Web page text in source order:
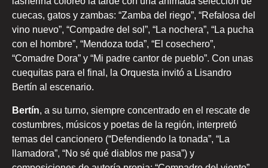
cuecas, gatos y zambas: “Zamba del riego”, “Refalosa del
vino nuevo”, “Compadre del sol”, “La nochera”, “La pucha
con el hombre”, “Mendoza toda”, “El cosechero”,
“Comadre Dora” y “Mi padre cantor de pueblo”. Con unas
cuequitas para el final, la Orquesta invitó a Lisandro
Bertín al escenario.
Bertín, a su turno, siempre concentrado en el rescate de
costumbres, músicos y poetas de la región, interpretó
temas del cancionero (“Defendiendo la tonada”, “La
llamadora”, “No sé qué diablos me pasa”) y